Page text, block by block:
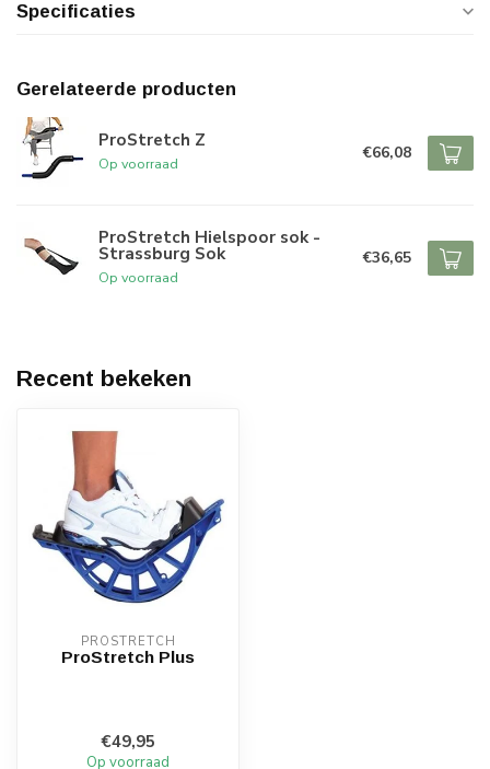
Specificaties
Gerelateerde producten
ProStretch Z
Op voorraad
€66,08
ProStretch Hielspoor sok -
Strassburg Sok
Op voorraad
€36,65
Recent bekeken
PROSTRETCH
ProStretch Plus
€49,95
Op voorraad